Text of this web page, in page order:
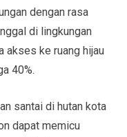
dengan rasa
di lingkungan
akses ke ruang hijau
40%.
santai di hutan kota
dapat memicu